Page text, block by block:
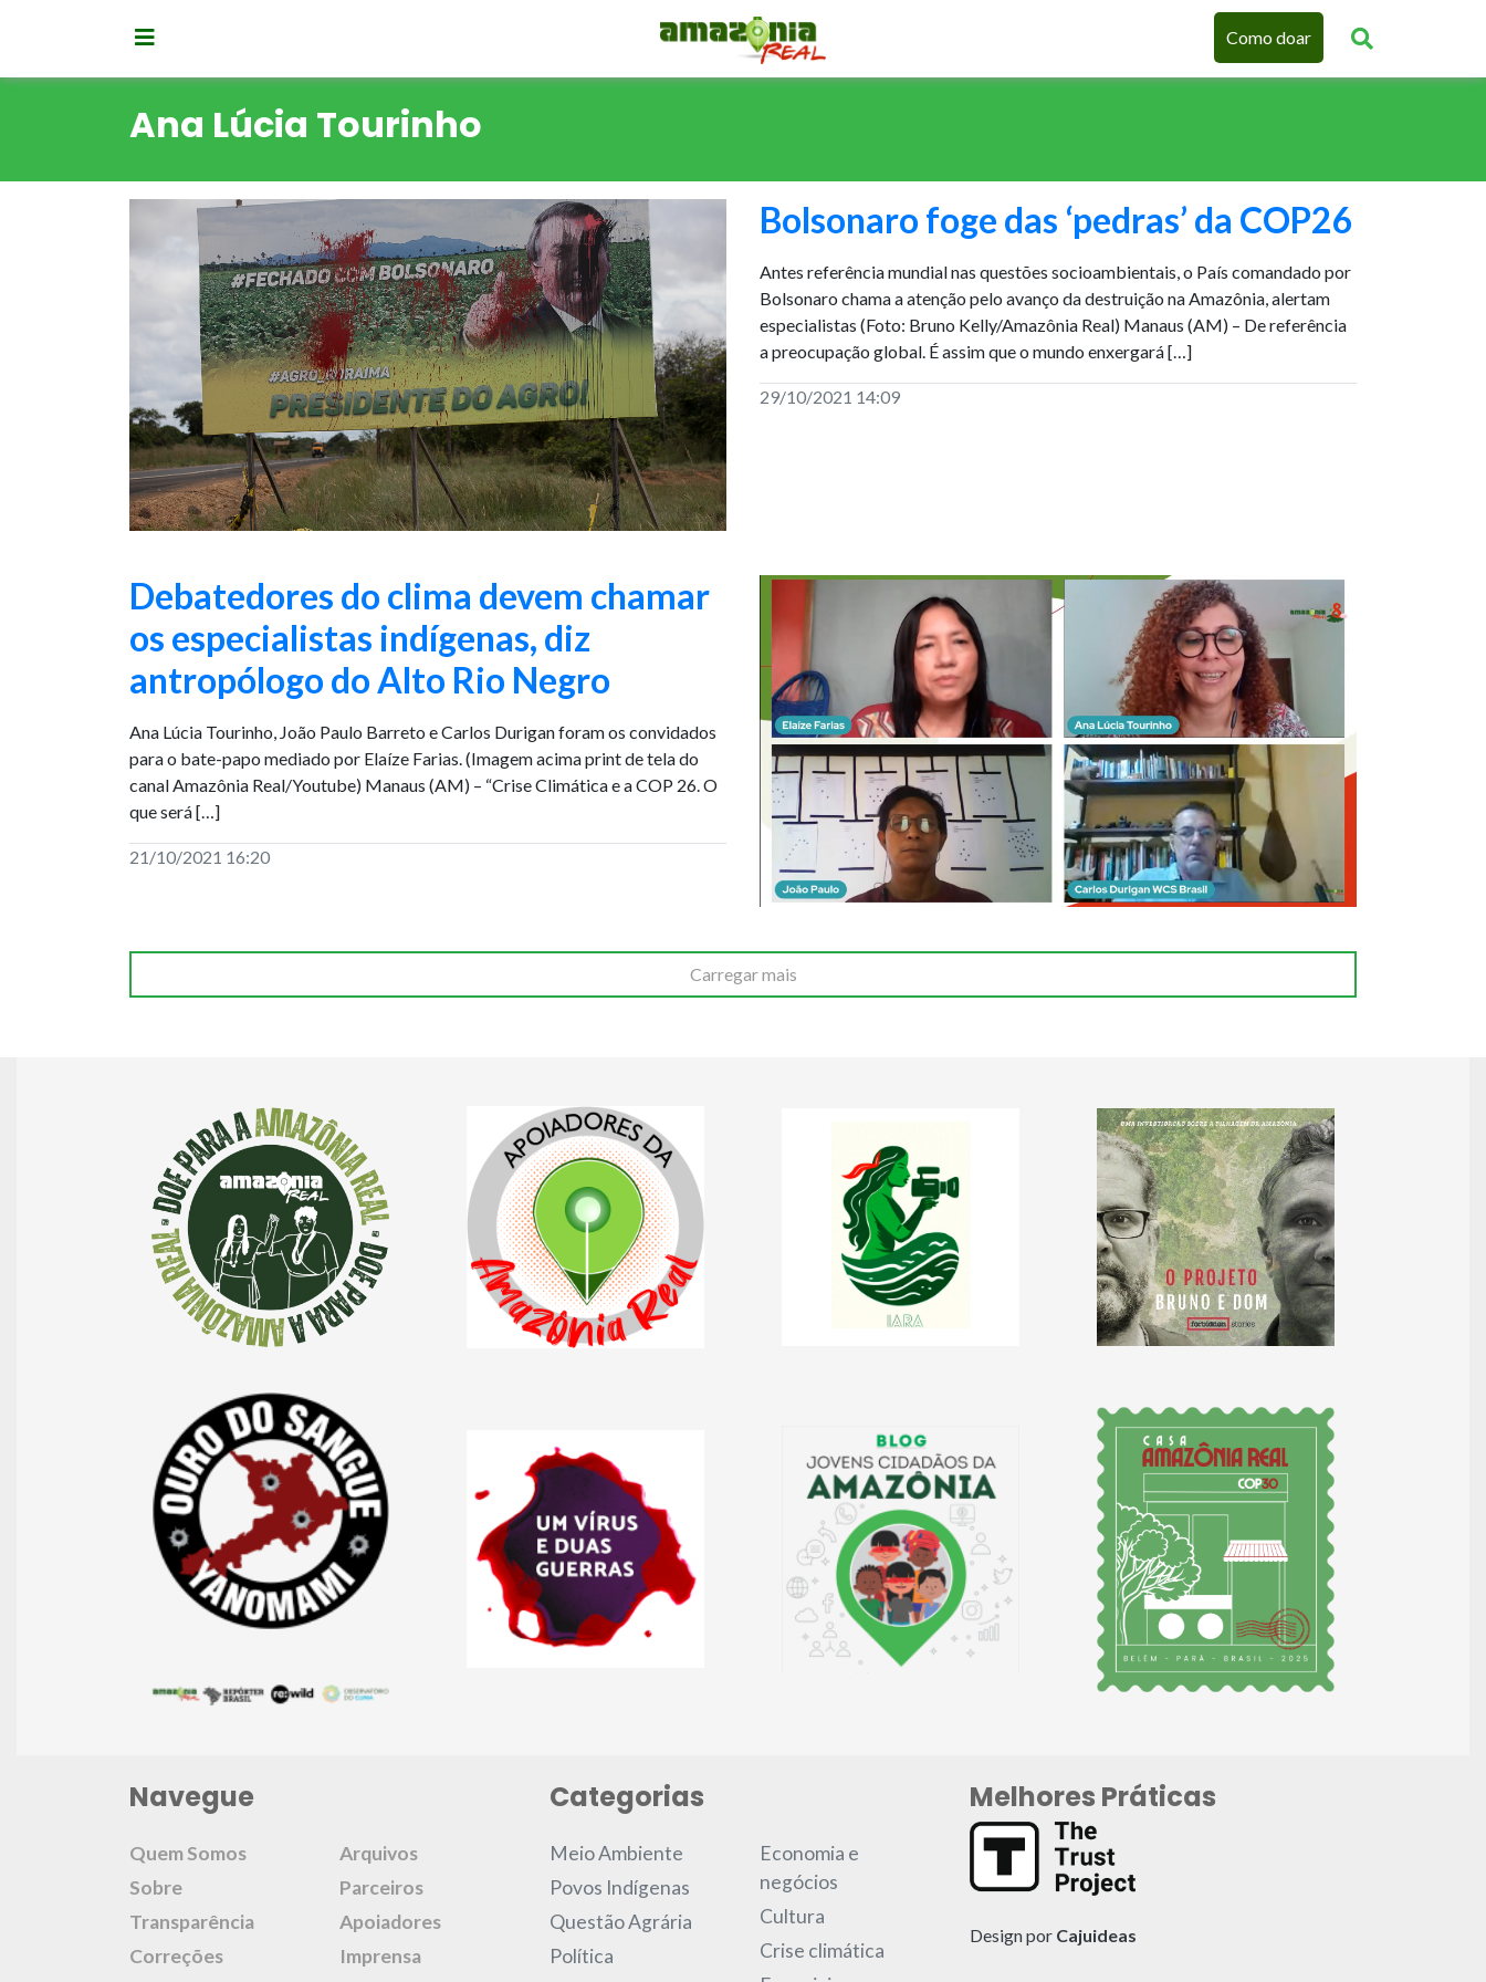
Como doar
Ana Lúcia Tourinho
Bolsonaro foge das ‘pedras’ da COP26
Antes referência mundial nas questões socioambientais, o País comandado por
Bolsonaro chama a atenção pelo avanço da destruição na Amazônia, alertam
especialistas (Foto: Bruno Kelly/Amazônia Real) Manaus (AM) – De referência
a preocupação global. É assim que o mundo enxergará […]
29/10/2021 14:09
Debatedores do clima devem chamar
os especialistas indígenas, diz
antropólogo do Alto Rio Negro
Ana Lúcia Tourinho, João Paulo Barreto e Carlos Durigan foram os convidados
para o bate-papo mediado por Elaíze Farias. (Imagem acima print de tela do
canal Amazônia Real/Youtube) Manaus (AM) – “Crise Climática e a COP 26. O
que será […]
21/10/2021 16:20
Carregar mais
Navegue
Quem Somos
Sobre
Transparência
Correções
Arquivos
Parceiros
Apoiadores
Imprensa
Categorias
Meio Ambiente
Povos Indígenas
Questão Agrária
Política
Economia e
negócios
Cultura
Crise climática
Melhores Práticas
Design por Cajuideas